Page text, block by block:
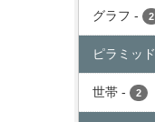
グラフ - 2
ピラミッド
世帯 - 2